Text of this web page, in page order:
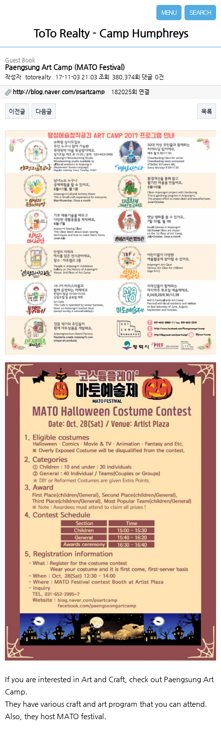
ToTo Realty - Camp Humphreys
MENU SEARCH
Guest Book
Paengsung Art Camp (MATO Festival)
작성자 totorealty 17-11-03 21:03 조회 380,374회 댓글 0건
http://blog.naver.com/psartcamp 182025회 연결
이전글 다음글 목록
If you are interested in Art and Craft, check out Paengsung Art
Camp.
They have various craft and art program that you can attend.
Also, they host MATO festival.